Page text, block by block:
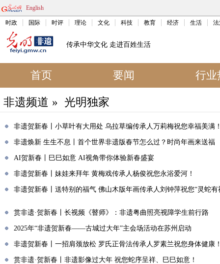
English
时政 国际 时评 理论 文化 科技 教育 经济 生活
传承中华文化 走进百姓生活
首页 要闻 行业
非遗频道 » 光明独家
非遗贺新春丨小草叶有大用处 乌拉草编传承人万莉梅祝您幸福美满
非遗焕新 生生不息丨首个世界非遗版春节怎么过？时尚年画来送福
AI贺新春丨巳巳如意 AI视角带你体验新春盛宴
非遗贺新春丨妹娃来拜年 黄梅戏传承人杨俊祝您永浴爱河！
非遗贺新春丨送特别的福气 佛山木版年画传承人刘钟萍祝您“灵蛇有
赏非遗·贺新春丨长视频《瞽师》：非遗粤曲照亮视障学生前行路
2025年“非遗贺新春——古城过大年”主会场活动在苏州启动
非遗贺新春丨一招肩颈放松 罗氏正骨法传承人罗素兰祝您身体健康
赏非遗·贺新春丨非遗影像过大年 祝您蛇序呈祥、巳巳如意！